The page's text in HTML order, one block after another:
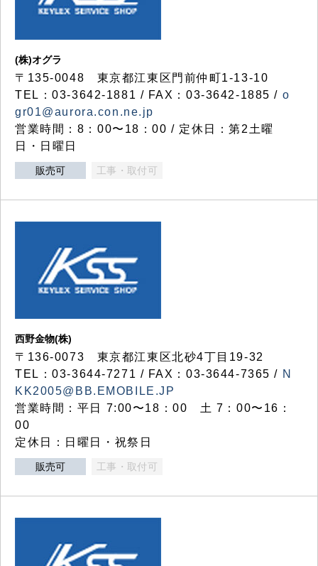
(株)オグラ
〒135-0048 東京都江東区門前仲町1-13-10
TEL：03-3642-1881 / FAX：03-3642-1885 / o
gr01@aurora.con.ne.jp
営業時間：8：00〜18：00 / 定休日：第2土曜
日・日曜日
販売可 工事・取付可
西野金物(株)
〒136-0073 東京都江東区北砂4丁目19-32
TEL：03‐3644‐7271 / FAX：03-3644-7365 / N
KK2005@BB.EMOBILE.JP
営業時間：平日 7:00〜18：00 土 7：00〜16：
00
定休日：日曜日・祝祭日
販売可 工事・取付可